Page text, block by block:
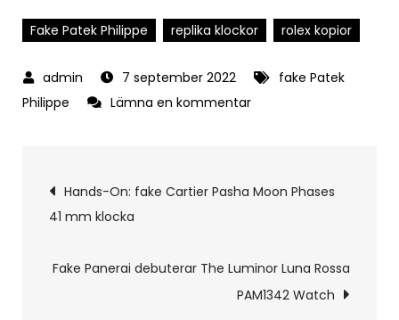
Fake Patek Philippe replika klockor rolex kopior
7 september 2022
fake Patek
Philippe
Lämna en kommentarpå
introducerar
kronografklockor
med
Inläggsnavigering
Hands-On: fake Cartier Pasha Moon Phases
41 mm klocka
Fake Panerai debuterar The Luminor Luna Rossa
PAM1342 Watch